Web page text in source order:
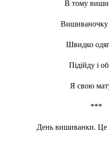
В тому
Вишиваночку
Швидко
Підійду і
Я свою
***
День вишиванки. Це